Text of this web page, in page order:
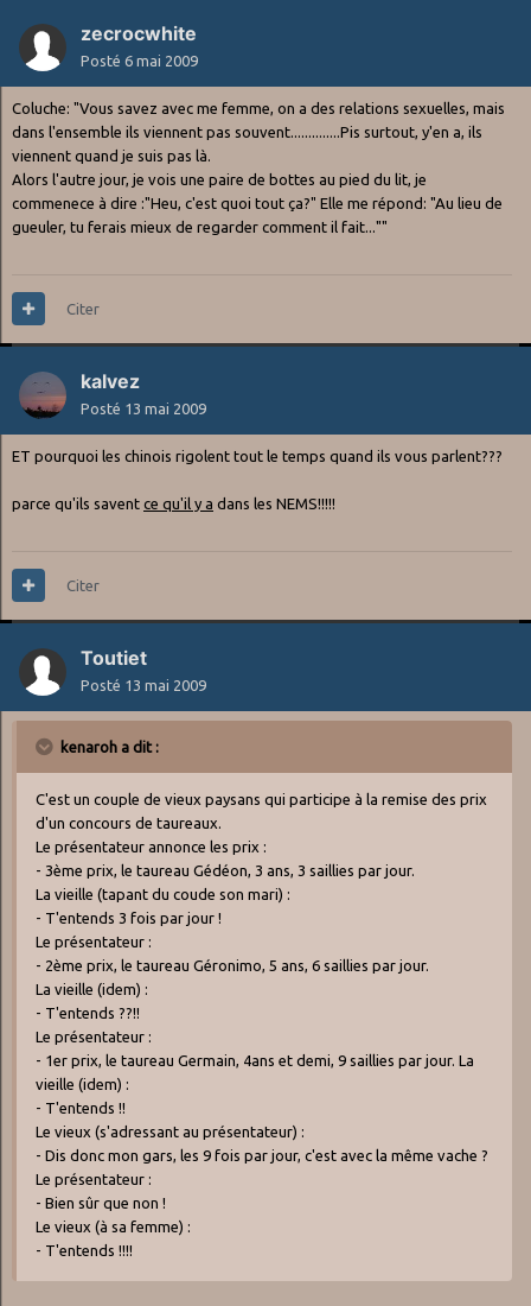
zecrocwhite
Posté 6 mai 2009
Coluche: "Vous savez avec me femme, on a des relations sexuelles, mais
dans l'ensemble ils viennent pas souvent..............Pis surtout, y'en a, ils
viennent quand je suis pas là.
Alors l'autre jour, je vois une paire de bottes au pied du lit, je
commenece à dire :"Heu, c'est quoi tout ça?" Elle me répond: "Au lieu de
gueuler, tu ferais mieux de regarder comment il fait...""
Citer
kalvez
Posté 13 mai 2009
ET pourquoi les chinois rigolent tout le temps quand ils vous parlent???
parce qu'ils savent ce qu'il y a dans les NEMS!!!!!
Citer
Toutiet
Posté 13 mai 2009
kenaroh a dit :
C'est un couple de vieux paysans qui participe à la remise des prix
d'un concours de taureaux.
Le présentateur annonce les prix :
- 3ème prix, le taureau Gédéon, 3 ans, 3 saillies par jour.
La vieille (tapant du coude son mari) :
- T'entends 3 fois par jour !
Le présentateur :
- 2ème prix, le taureau Géronimo, 5 ans, 6 saillies par jour.
La vieille (idem) :
- T'entends ??!!
Le présentateur :
- 1er prix, le taureau Germain, 4ans et demi, 9 saillies par jour. La
vieille (idem) :
- T'entends !!
Le vieux (s'adressant au présentateur) :
- Dis donc mon gars, les 9 fois par jour, c'est avec la même vache ?
Le présentateur :
- Bien sûr que non !
Le vieux (à sa femme) :
- T'entends !!!!